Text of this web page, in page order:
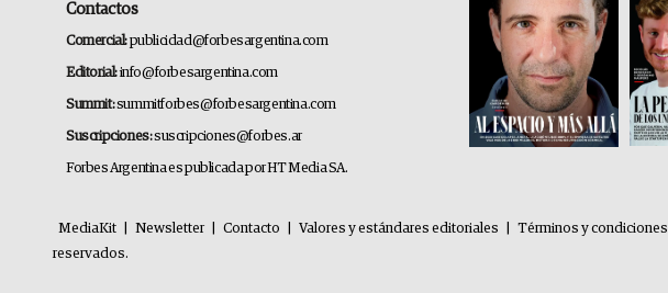
Contactos
Comercial:publicidad@forbesargentina.com
Editorial:info@forbesargentina.com
Summit:summitforbes@forbesargentina.com
Suscripciones:suscripciones@forbes.ar
Forbes Argentina es publicada por HT Media SA.
MediaKit Newsletter Contacto Valores y estándares editoriales Términos y condiciones
reservados.